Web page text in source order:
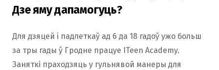
Дзе яму дапамогуць?
Для дзяцей і падлеткаў ад 6 да 18 гадоў ужо больш
за тры гады ў Гродне працуе ITeen Academy.
Заняткі праходзяць у гульнявой манеры для